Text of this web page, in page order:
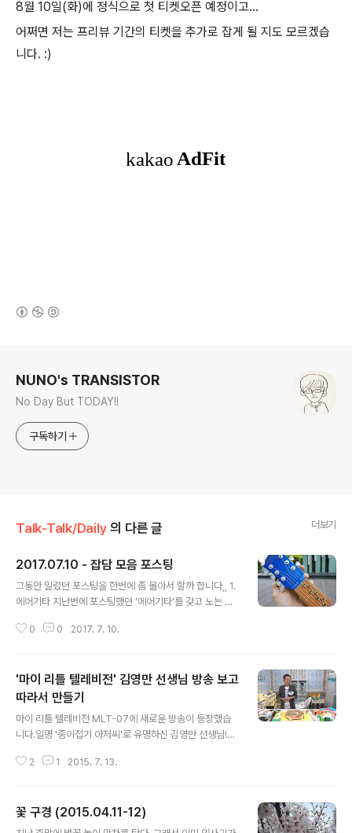
8월 10일(화)에 정식으로 첫 티켓오픈 예정이고...
어쩌면 저는 프리뷰 기간의 티켓을 추가로 잡게 될 지도 모르겠습
니다. :)
NUNO's TRANSISTOR
No Day But TODAY!!
구독하기
Talk-Talk/Daily 의 다른 글 더보기
2017.07.10 - 잡담 모음 포스팅
그동안 밀렸던 포스팅을 한번에 좀 몰아서 할까 합니다,, 1.
에어기타 지난번에 포스팅했던 '에어기타'를 갖고 노는 것
공간이 허락하는 대로 꺼내서 쳐보곤 합니다. 물론 타인에
으로 각 코드간의 음 차이는 맞습니다만, 튜닝할 수 없는 악
기와의 협연은 어렵습니다. C코드를 기준으로 설명 드리자
면, C코드와 그 아래의 B코드 사이의 어느 지점에 있는 음
이 납니다. 따라서 기타나 우쿨렐레와 협연하려면 그 악기
들을 약간 애매하게 낮추어 튜닝을 해줘야 합니다. 그래서
저는 우쿨렐레 한 대를 에어기타에 맞추어 튜닝했습니다.
0 0 2017. 7. 10.
'마이 리틀 텔레비전' 김영만 선생님 방송 보고
따라서 만들기
마이 리틀 텔레비전 MLT-07에 새로운 방송이 등장했습
니다.일명 '종이접기 아저씨'로 유명하신 김영만 선생님!외
만... 종이컵 1개, 빨대 3개로 도깨비를 만드시는 것을 보고
도깨비는 아니지만 뭐... 움직이는 것은 다르지 않습니다.헤
헤- 치킨 박스가 하나 있어서 그걸로 머리와 손을 만들었어
2 1 2015. 7. 13.
꽃 구경 (2015.04.11-12)